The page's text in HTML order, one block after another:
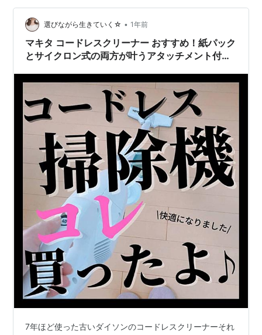
選びながら生きていく☆ • 1年前
マキタ コードレスクリーナー おすすめ！紙パック
とサイクロン式の両方が叶うアタッチメント付き
7年ほど使った古いダイソンのコードレスクリーナーそれ